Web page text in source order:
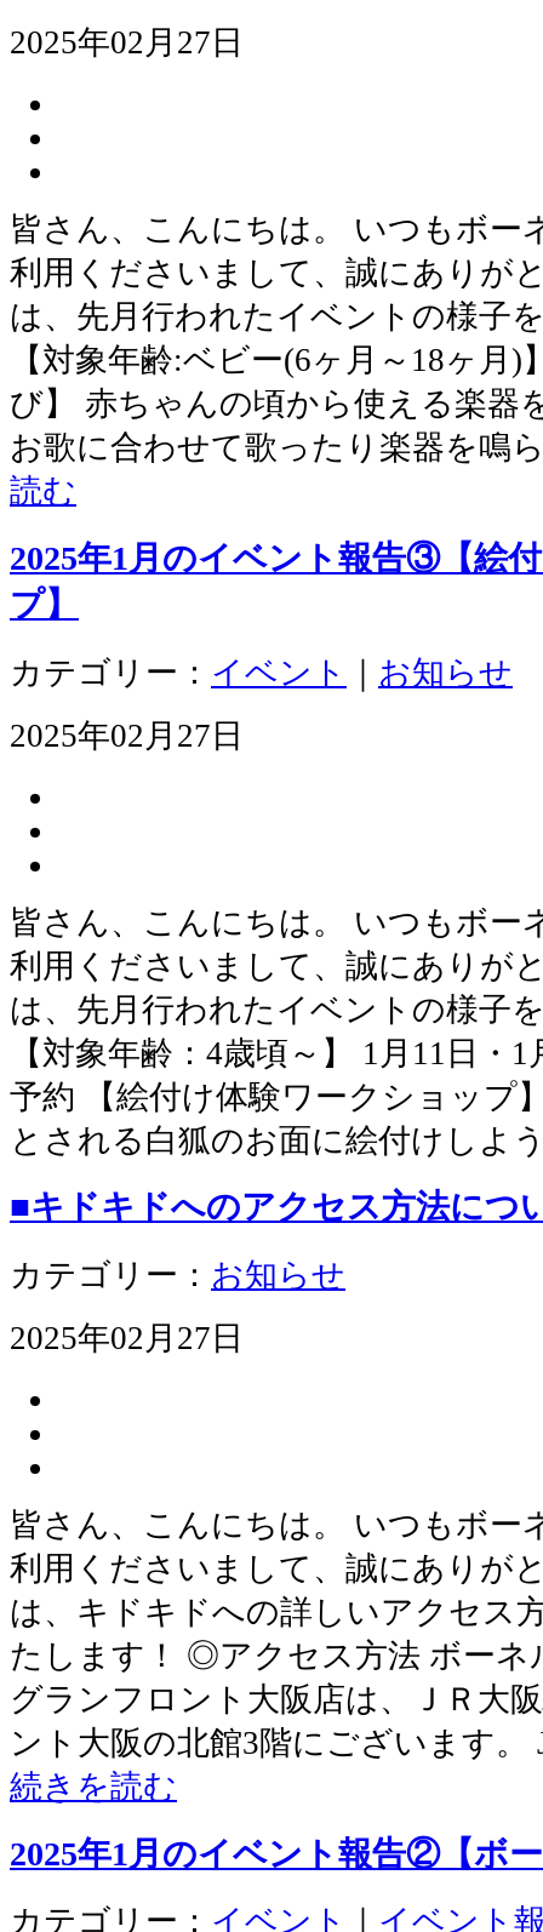
2025年02月27日
皆さん、こんにちは。 いつもボー
利用くださいまして、誠にありが
は、先月行われたイベントの様子
【対象年齢:ベビー(6ヶ月～18ヶ月
び】 赤ちゃんの頃から使える楽器
お歌に合わせて歌ったり楽器を鳴
読む
2025年1月のイベント報告③【絵
プ】
カテゴリー： イベント
お知らせ
2025年02月27日
皆さん、こんにちは。 いつもボー
利用くださいまして、誠にありが
は、先月行われたイベントの様子
【対象年齢：4歳頃～】 1月11日
予約 【絵付け体験ワークショップ
とされる白狐のお面に絵付けしよ
■キドキドへのアクセス方法につ
カテゴリー： お知らせ
2025年02月27日
皆さん、こんにちは。 いつもボー
利用くださいまして、誠にありが
は、キドキドへの詳しいアクセス
たします！ ◎アクセス方法 ボーネ
グランフロント大阪店は、ＪＲ大
ント大阪の北館3階にございます
続きを読む
2025年1月のイベント報告②【ボ
カテゴリー： イベント
イベント